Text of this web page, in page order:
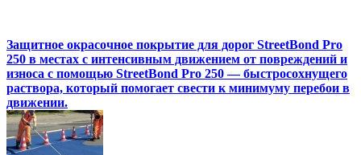
Защитное окрасочное покрытие для дорог StreetBond Pro
250 в местах с интенсивным движением от повреждений и
износа с помощью StreetBond Pro 250 — быстросохнущего
раствора, который помогает свести к минимуму перебои в
движении.